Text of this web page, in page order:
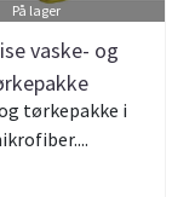
På lager
vaske- og
tørkepakke i